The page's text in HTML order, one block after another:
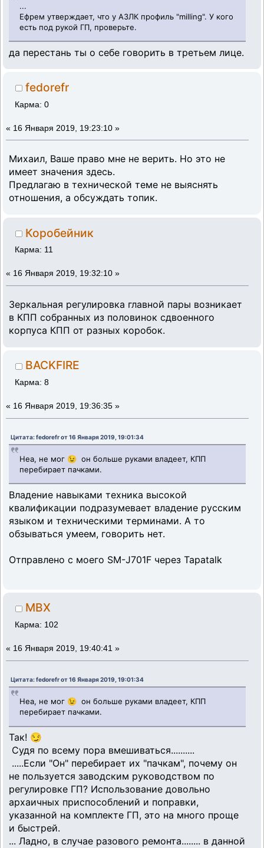
...
Ефрем утверждает, что у АЗЛК профиль "milling". У кого
есть под рукой ГП, проверьте.
да перестань ты о себе говорить в третьем лице.
fedorefr
Карма: 0
« 16 Января 2019, 19:23:10 »
Михаил, Ваше право мне не верить. Но это не
имеет значения здесь.
Предлагаю в технической теме не выяснять
отношения, а обсуждать топик.
Коробейник
Карма: 11
« 16 Января 2019, 19:32:10 »
Зеркальная регулировка главной пары возникает
в КПП собранных из половинок сдвоенного
корпуса КПП от разных коробок.
BACKFIRE
Карма: 8
« 16 Января 2019, 19:36:35 »
Цитата: fedorefr от 16 Января 2019, 19:01:34
Неа, не мог 😉 он больше руками владеет, КПП
перебирает пачками.
Владение навыками техника высокой
квалификации подразумевает владение русским
языком и техническими терминами. А то
обзываться умеем, говорить нет.
Отправлено с моего SM-J701F через Tapatalk
MBX
Карма: 102
« 16 Января 2019, 19:40:41 »
Цитата: fedorefr от 16 Января 2019, 19:01:34
Неа, не мог 😉 он больше руками владеет, КПП
перебирает пачками.
Так! 😏
Судя по всему пора вмешиваться..........
.....Если "Он" перебирает их "пачкам", почему он
не пользуется заводским руководством по
регулировке ГП? Использование довольно
архаичных приспособлений и поправки,
указанной на комплекте ГП, это на много проще
и быстрей.
... Ладно, в случае разового ремонта........ в данной